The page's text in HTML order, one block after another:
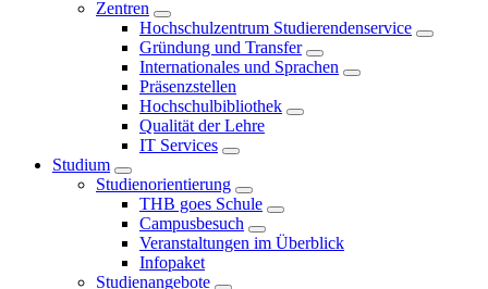
Zentren
Hochschulzentrum Studierendenservice
Gründung und Transfer
Internationales und Sprachen
Präsenzstellen
Hochschulbibliothek
Qualität der Lehre
IT Services
Studium
Studienorientierung
THB goes Schule
Campusbesuch
Veranstaltungen im Überblick
Infopaket
Studienangebote